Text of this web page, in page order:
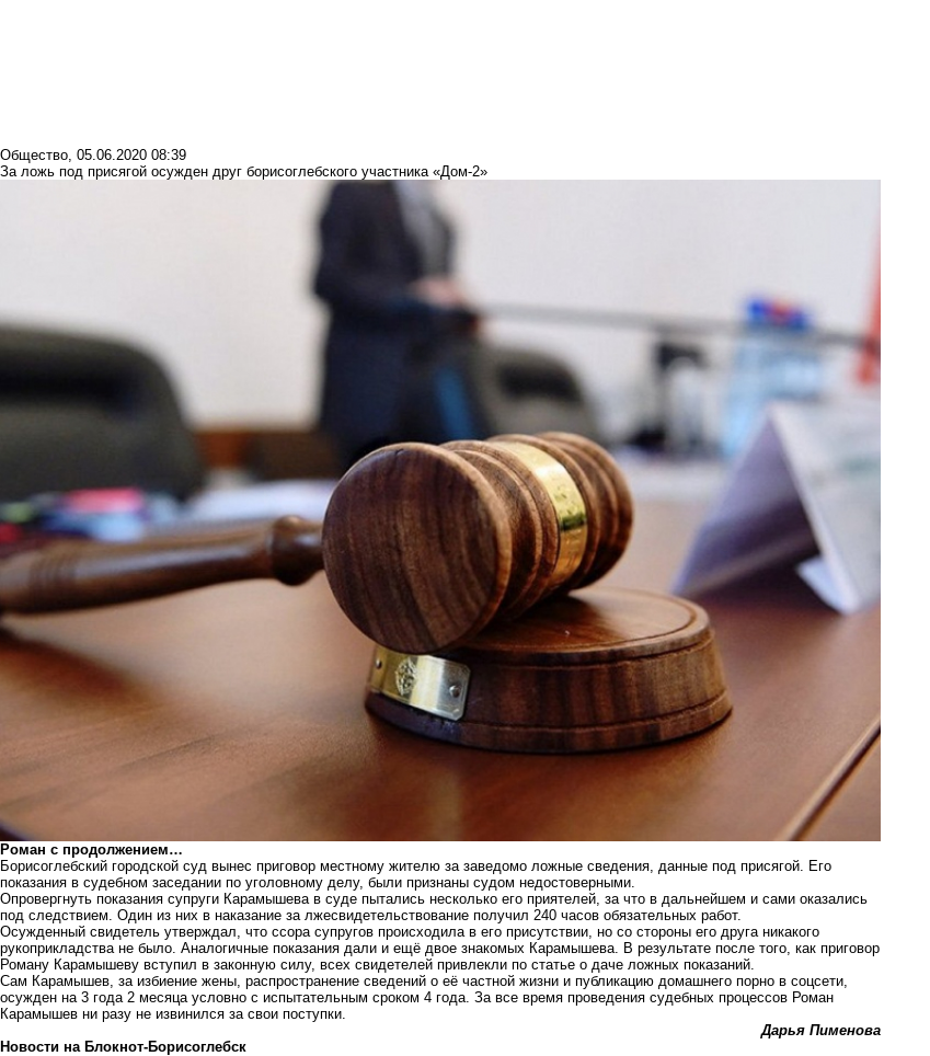
Общество, 05.06.2020 08:39
За ложь под присягой осужден друг борисоглебского участника «Дом-2»
Роман с продолжением…
Борисоглебский городской суд вынес приговор местному жителю за заведомо ложные сведения, данные под присягой. Его
показания в судебном заседании по уголовному делу, были признаны судом недостоверными.
Опровергнуть показания супруги Карамышева в суде пытались несколько его приятелей, за что в дальнейшем и сами оказались
под следствием. Один из них в наказание за лжесвидетельствование получил 240 часов обязательных работ.
Осужденный свидетель утверждал, что ссора супругов происходила в его присутствии, но со стороны его друга никакого
рукоприкладства не было. Аналогичные показания дали и ещё двое знакомых Карамышева. В результате после того, как приговор
Роману Карамышеву вступил в законную силу, всех свидетелей привлекли по статье о даче ложных показаний.
Сам Карамышев, за избиение жены, распространение сведений о её частной жизни и публикацию домашнего порно в соцсети,
осужден на 3 года 2 месяца условно с испытательным сроком 4 года. За все время проведения судебных процессов Роман
Карамышев ни разу не извинился за свои поступки.
Дарья Пименова
Новости на Блoкнoт-Борисоглебск